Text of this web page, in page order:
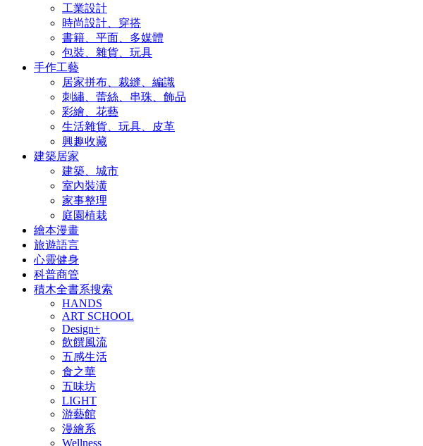
工業設計
時尚設計、穿搭
書籍、平面、多媒體
包裝、雜貨、玩具
手作工藝
居家拼布、裁縫、編識
刺繡、蕾絲、串珠、飾品
彩繪、花藝
生活雜貨、玩具、皮革
興趣收藏
建築居家
建築、城市
室內裝潢
家事整理
庭園植栽
繪本漫畫
旅遊語言
心靈健身
科普商管
積木全書系搜索
HANDS
ART SCHOOL
Design+
飲饌風流
五感生活
食之華
五味坊
LIGHT
游藝館
漫繪系
Wellness